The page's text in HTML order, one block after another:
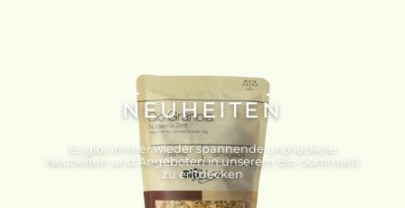
NEUHEITEN
Es gibt immer wieder spannende und leckere
Neuheiten und Angeboten in unserem Bio-Sortiment
zu entdecken